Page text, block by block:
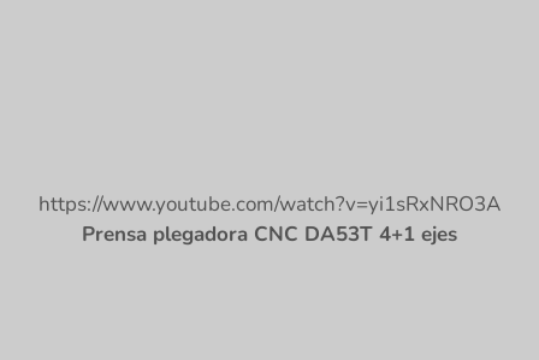
https://www.youtube.com/watch?v=yi1sRxNRO3A
Prensa plegadora CNC DA53T 4+1 ejes